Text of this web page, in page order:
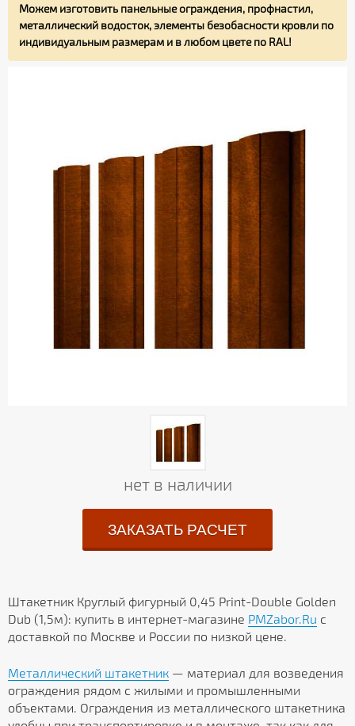
Можем изготовить панельные ограждения, профнастил,
металлический водосток, элементы безобасности кровли по
индивидуальным размерам и в любом цвете по RAL!
нет в наличии
ЗАКАЗАТЬ РАСЧЕТ
Штакетник Круглый фигурный 0,45 Print-Double Golden
Dub (1,5м): купить в интернет-магазине PMZabor.Ru с
доставкой по Москве и России по низкой цене.
Металлический штакетник — материал для возведения
ограждения рядом с жилыми и промышленными
объектами. Ограждения из металлического штакетника